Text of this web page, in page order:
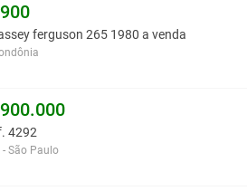
ferguson 265 1980 a venda
4292
São Paulo